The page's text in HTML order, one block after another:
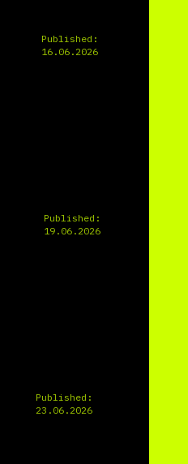
Published:
16.06.2026
Published:
19.06.2026
Published:
23.06.2026